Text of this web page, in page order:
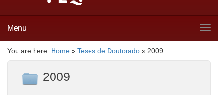
Menu
You are here: Home » Teses de Doutorado » 2009
2009